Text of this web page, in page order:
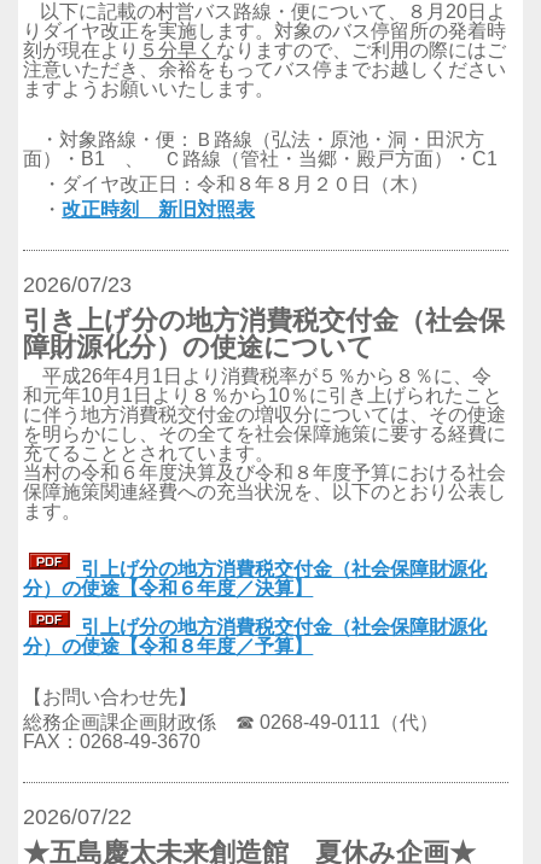
以下に記載の村営バス路線・便について、８月 20日よ
りダイヤ改正を実施します。対象のバス停留所の発着時
刻が現在より ５分早く なりますので、ご利用の際にはご
注意いただき、余裕をもってバス停までお越しください
ますようお願いいたします。
・対象路線・便：
Ｂ路線（弘法・原池・洞・田沢方
面）・B1 、
Ｃ路線（管社・当郷・殿戸方面）・C1
・ダイヤ改正日：令和８年８月２０日（木）
・改正時刻 新旧対照表
2026/07/23
引き上げ分の地方消費税交付金（社会保
障財源化分）の使途について
平成26年4月1日より消費税率が５％から８％に、令
和元年10月1日より８％から10％に引き上げられたこと
に伴う地方消費税交付金の増収分については、その使途
を明らかにし、その全てを社会保障施策に要する経費に
充てることとされています。
当村の令和６年度決算及び令和８年度予算における社会
保障施策関連経費への充当状況を、以下のとおり公表し
ます。
引上げ分の地方消費税交付金（社会保障財源化
分）の使途【令和６年度／決算】
引上げ分の地方消費税交付金（社会保障財源化
分）の使途【令和８年度／予算】
【お問い合わせ先】
総務企画課企画財政係 ☎ 0268-49-0111（代）
FAX：0268-49-3670
2026/07/22
★五島慶太未来創造館 夏休み企画★